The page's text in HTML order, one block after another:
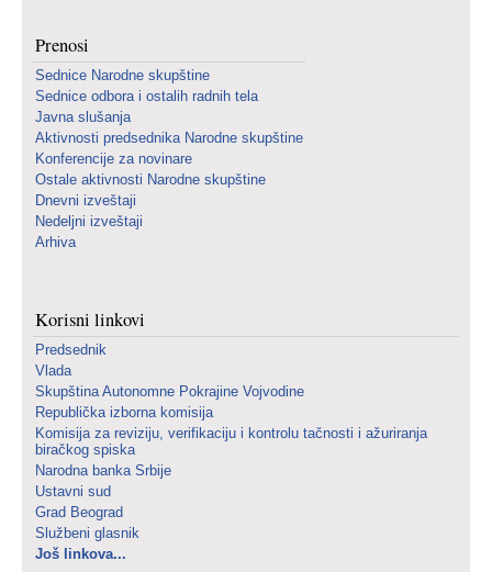
Prenosi
Sednice Narodne skupštine
Sednice odbora i ostalih radnih tela
Javna slušanja
Aktivnosti predsednika Narodne skupštine
Konferencije za novinare
Ostale aktivnosti Narodne skupštine
Dnevni izveštaji
Nedeljni izveštaji
Arhiva
Korisni linkovi
Predsednik
Vlada
Skupština Autonomne Pokrajine Vojvodine
Republička izborna komisija
Komisija za reviziju, verifikaciju i kontrolu tačnosti i ažuriranja
biračkog spiska
Narodna banka Srbije
Ustavni sud
Grad Beograd
Službeni glasnik
Još linkova...